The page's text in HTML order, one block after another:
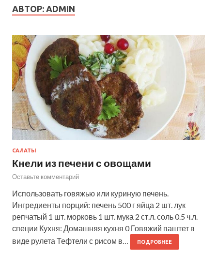
АВТОР: ADMIN
САЛАТЫ
Кнели из печени с овощами
Оставьте комментарий
Использовать говяжью или куриную печень.
Ингредиенты порций: печень 500 г яйца 2 шт. лук
репчатый 1 шт. морковь 1 шт. мука 2 ст.л. соль 0.5 ч.л.
специи Кухня: Домашняя кухня 0 Говяжий паштет в
виде рулета Тефтели с рисом в…
ПОДРОБНЕЕ